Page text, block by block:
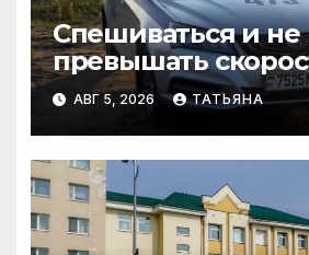
Спешиваться и не
превышать
Гродненщины
велосипедистов и
самокатчиков
АВГ 5, 2026 ТАТЬЯНА